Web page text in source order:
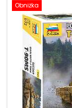
Obniżka